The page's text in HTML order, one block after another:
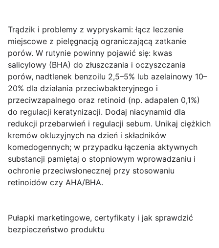
Trądzik i problemy z wypryskami: łącz leczenie
miejscowe z pielęgnacją ograniczającą zatkanie
porów. W rutynie powinny pojawić się: kwas
salicylowy (BHA) do złuszczania i oczyszczania
porów, nadtlenek benzoilu 2,5–5% lub azelainowy 10–
20% dla działania przeciwbakteryjnego i
przeciwzapalnego oraz retinoid (np. adapalen 0,1%)
do regulacji keratynizacji. Dodaj niacynamid dla
redukcji przebarwień i regulacji sebum. Unikaj ciężkich
kremów okluzyjnych na dzień i składników
komedogennych; w przypadku łączenia aktywnych
substancji pamiętaj o stopniowym wprowadzaniu i
ochronie przeciwsłonecznej przy stosowaniu
retinoidów czy AHA/BHA.
Pułapki marketingowe, certyfikaty i jak sprawdzić
bezpieczeństwo produktu